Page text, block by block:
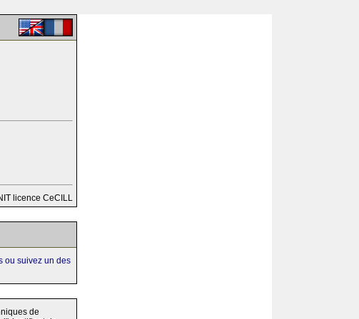
licence CeCILL
ou suivez un des
de